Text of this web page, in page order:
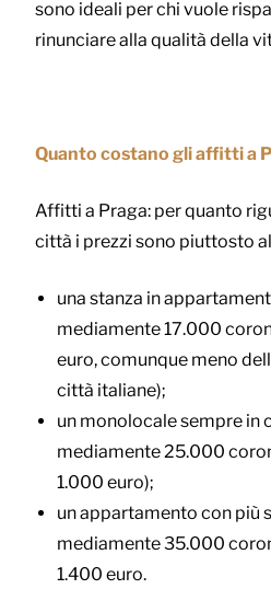
sono ideali per chi vuole
rinunciare alla qualità della
Quanto costano gli affitti a
Affitti a Praga: per quanto
città i prezzi sono piuttosto
una stanza in
mediamente 17.000
euro, comunque meno
città italiane);
un monolocale sempre in
mediamente 25.000
1.000 euro);
un appartamento con più
mediamente 35.000
1.400 euro.